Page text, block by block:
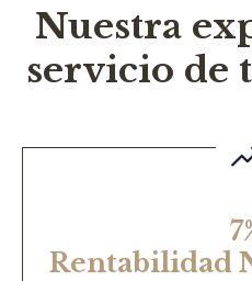
Nuestra
servicio de
Rentabilidad